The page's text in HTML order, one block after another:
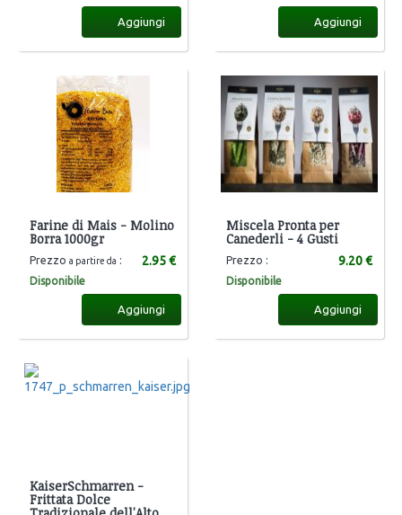
Aggiungi Aggiungi
Farine di Mais - Molino
Borra 1000gr
Prezzo a partire da : 2.95 €
Disponibile
Aggiungi
Miscela Pronta per
Canederli - 4 Gusti
Prezzo : 9.20 €
Disponibile
Aggiungi
KaiserSchmarren -
Frittata Dolce